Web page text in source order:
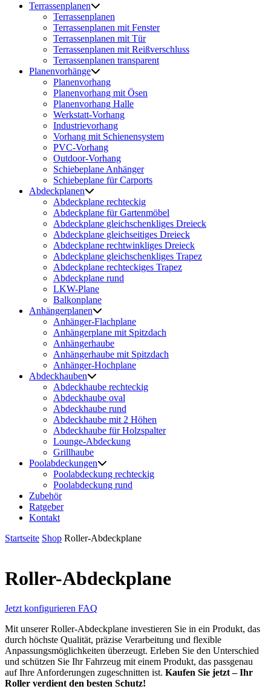
Terrassenplanen
Terrassenplanen
Terrassenplanen mit Fenster
Terrassenplanen mit Tür
Terrassenplanen mit Reißverschluss
Terrassenplanen transparent
Planenvorhänge
Planenvorhang
Planenvorhang mit Ösen
Planenvorhang Halle
Werkstatt-Vorhang
Industrievorhang
Vorhang mit Schienensystem
PVC-Vorhang
Outdoor-Vorhang
Schiebeplane Anhänger
Schiebeplane für Carports
Abdeckplanen
Abdeckplane rechteckig
Abdeckplane für Gartenmöbel
Abdeckplane gleichschenkliges Dreieck
Abdeckplane gleichseitiges Dreieck
Abdeckplane rechtwinkliges Dreieck
Abdeckplane gleichschenkliges Trapez
Abdeckplane rechteckiges Trapez
Abdeckplane rund
LKW-Plane
Balkonplane
Anhängerplanen
Anhänger-Flachplane
Anhängerplane mit Spitzdach
Anhängerhaube
Anhängerhaube mit Spitzdach
Anhänger-Hochplane
Abdeckhauben
Abdeckhaube rechteckig
Abdeckhaube oval
Abdeckhaube rund
Abdeckhaube mit 2 Höhen
Abdeckhaube für Holzspalter
Lounge-Abdeckung
Grillhaube
Poolabdeckungen
Poolabdeckung rechteckig
Poolabdeckung rund
Zubehör
Ratgeber
Kontakt
Startseite Shop Roller-Abdeckplane
Roller-Abdeckplane
Jetzt konfigurieren FAQ
Mit unserer Roller-Abdeckplane investieren Sie in ein Produkt, das
durch höchste Qualität, präzise Verarbeitung und flexible
Anpassungsmöglichkeiten überzeugt. Erleben Sie den Unterschied
und schützen Sie Ihr Fahrzeug mit einem Produkt, das passgenau
auf Ihre Anforderungen zugeschnitten ist. Kaufen Sie jetzt – Ihr
Roller verdient den besten Schutz!